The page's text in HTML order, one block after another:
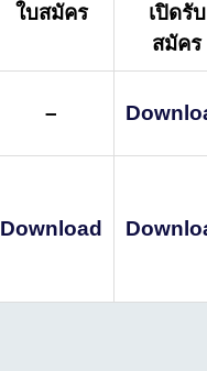
ใบสมัคร
เปิดรับ
สมัคร
–
Download